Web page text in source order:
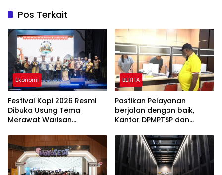
Pos Terkait
Ekonomi
Festival Kopi 2026 Resmi
Dibuka Usung Tema
Merawat Warisan
Papua
BERITA
Pastikan Pelayanan
berjalan dengan baik,
Kantor DPMPTSP dan